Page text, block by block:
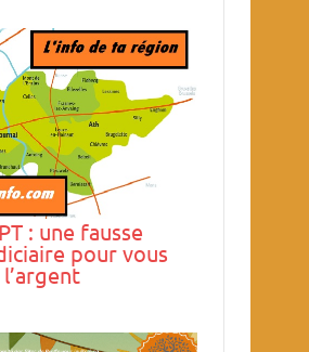
: une fausse
pour vous